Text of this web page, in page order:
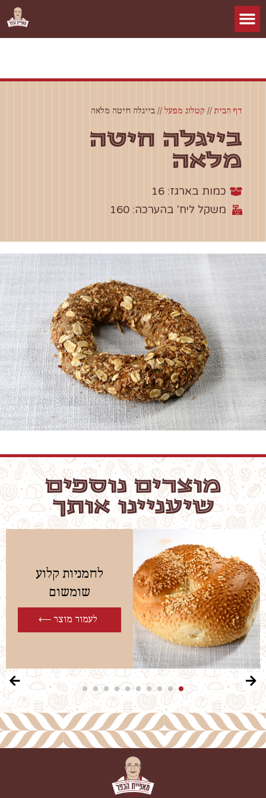
דף הבית // קטלוג מפעל // בייגלה חיטה מלאה
בייגלה חיטה
מלאה
כמות בארגז: 16
משקל ליח' בהערכה: 160
מוצרים נוספים
שיעניינו אותך
לחמניות קלוע
שומשום
לעמוד מוצר ⟵